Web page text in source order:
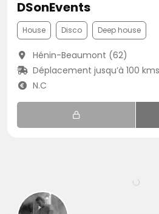
DSonEvents
House Disco Deep house
Hénin-Beaumont (62)
Déplacement jusqu’à 100 kms
N.C